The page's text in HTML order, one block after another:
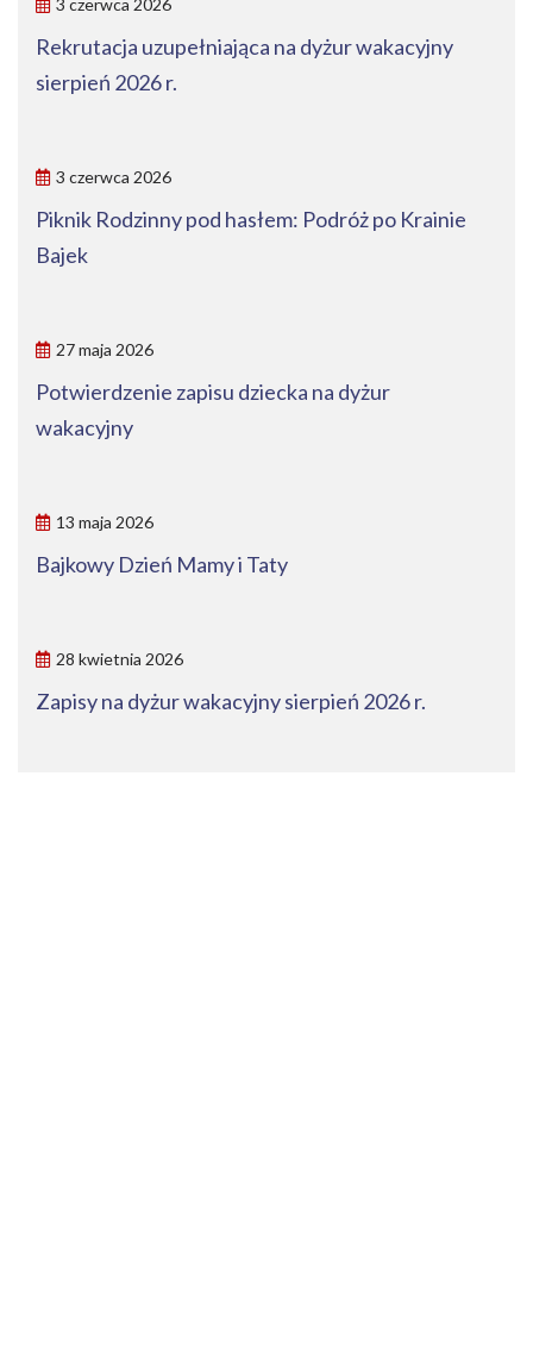
Rekrutacja uzupełniająca na dyżur wakacyjny
sierpień 2026 r.
3 czerwca 2026
Piknik Rodzinny pod hasłem: Podróż po Krainie
Bajek
27 maja 2026
Potwierdzenie zapisu dziecka na dyżur
wakacyjny
13 maja 2026
Bajkowy Dzień Mamy i Taty
28 kwietnia 2026
Zapisy na dyżur wakacyjny sierpień 2026 r.